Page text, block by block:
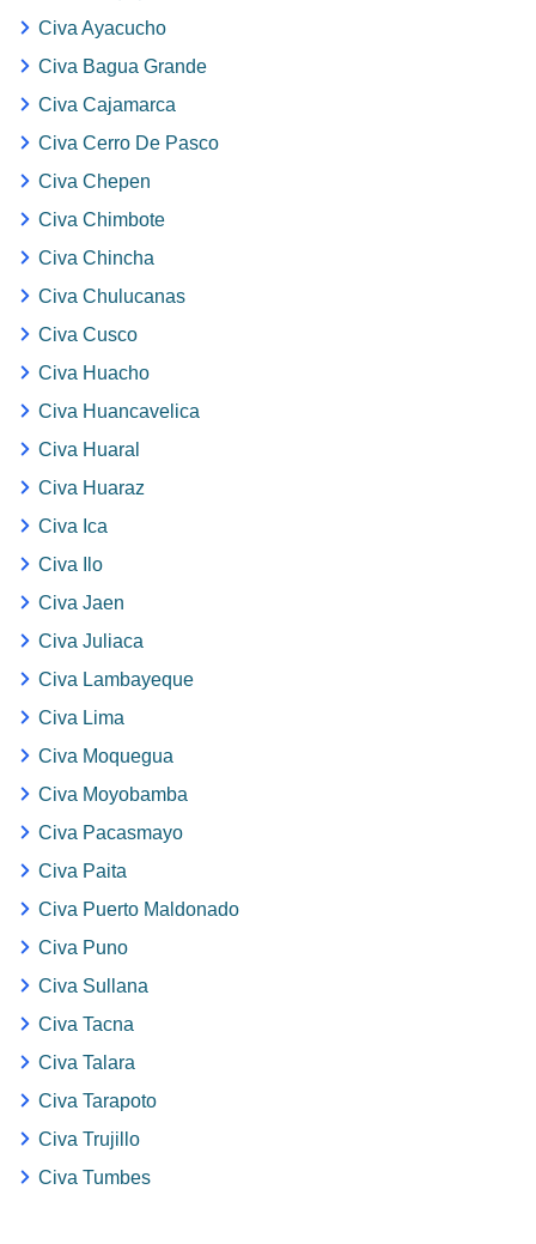
Civa Ayacucho
Civa Bagua Grande
Civa Cajamarca
Civa Cerro De Pasco
Civa Chepen
Civa Chimbote
Civa Chincha
Civa Chulucanas
Civa Cusco
Civa Huacho
Civa Huancavelica
Civa Huaral
Civa Huaraz
Civa Ica
Civa Ilo
Civa Jaen
Civa Juliaca
Civa Lambayeque
Civa Lima
Civa Moquegua
Civa Moyobamba
Civa Pacasmayo
Civa Paita
Civa Puerto Maldonado
Civa Puno
Civa Sullana
Civa Tacna
Civa Talara
Civa Tarapoto
Civa Trujillo
Civa Tumbes